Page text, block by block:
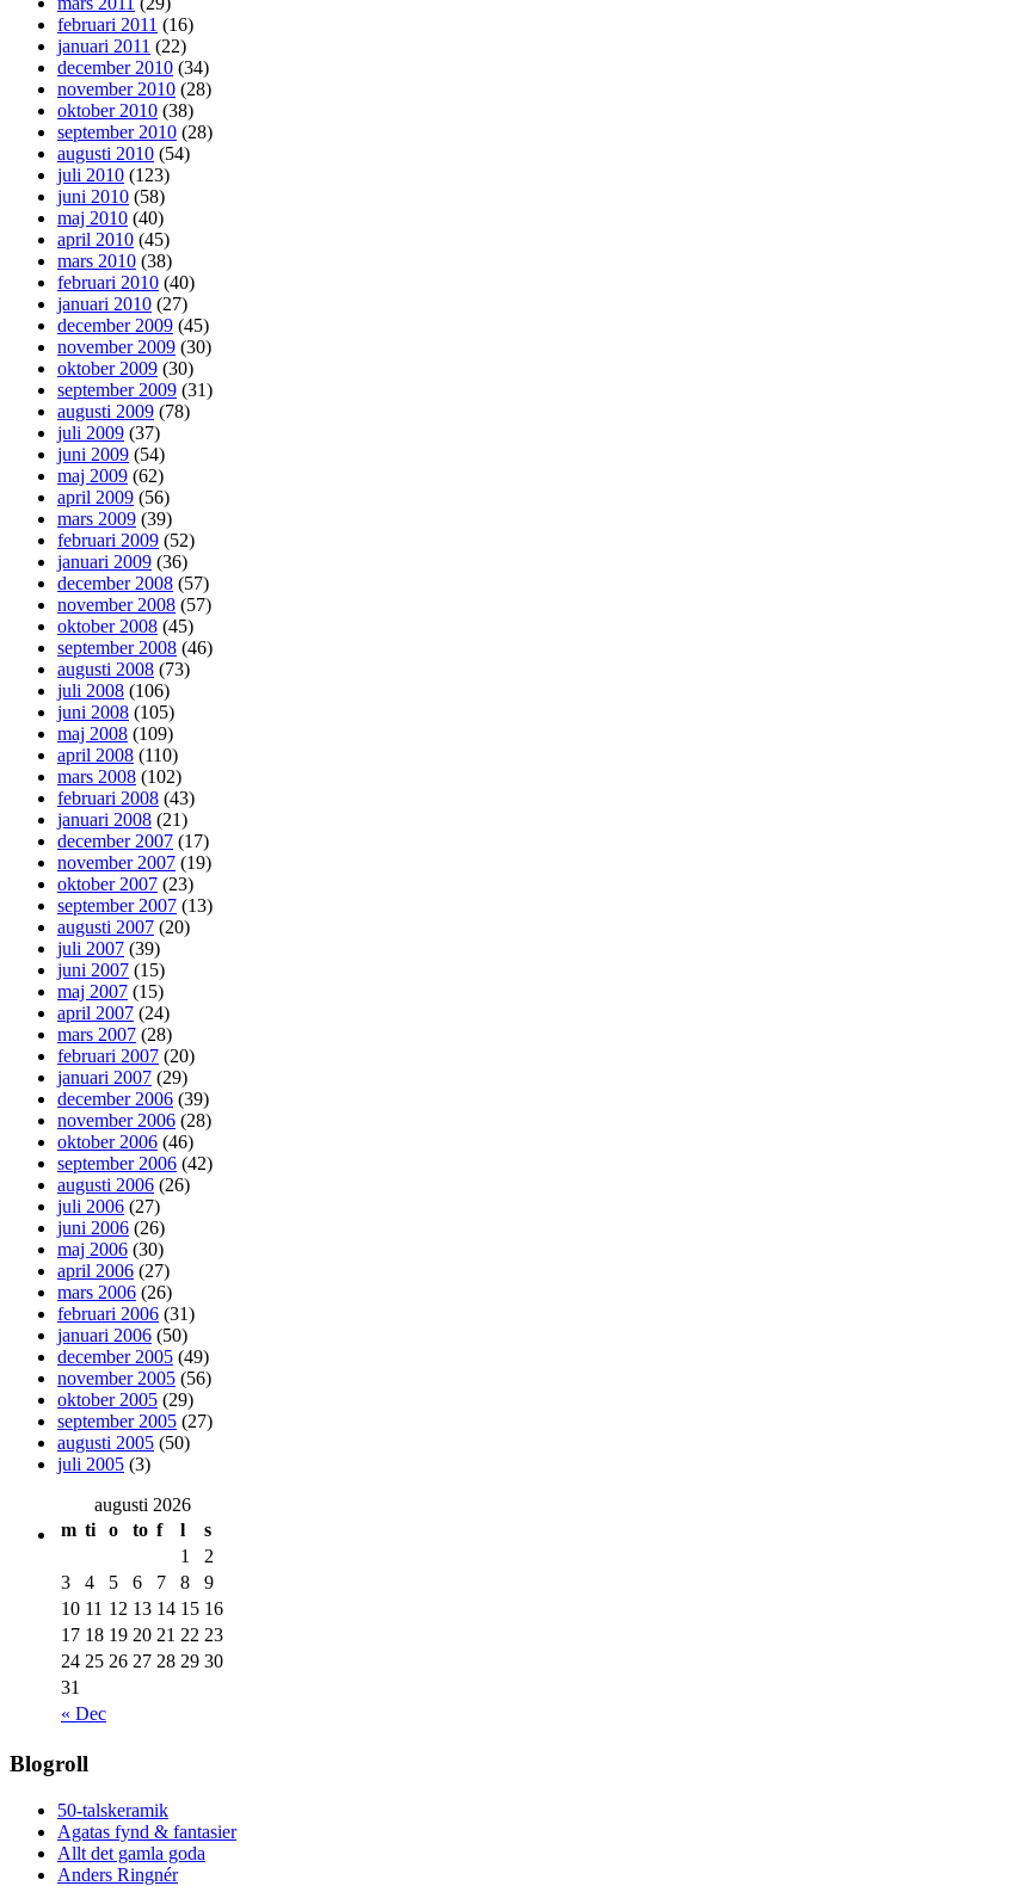
februari 2011 (16)
januari 2011 (22)
december 2010 (34)
november 2010 (28)
oktober 2010 (38)
september 2010 (28)
augusti 2010 (54)
juli 2010 (123)
juni 2010 (58)
maj 2010 (40)
april 2010 (45)
mars 2010 (38)
februari 2010 (40)
januari 2010 (27)
december 2009 (45)
november 2009 (30)
oktober 2009 (30)
september 2009 (31)
augusti 2009 (78)
juli 2009 (37)
juni 2009 (54)
maj 2009 (62)
april 2009 (56)
mars 2009 (39)
februari 2009 (52)
januari 2009 (36)
december 2008 (57)
november 2008 (57)
oktober 2008 (45)
september 2008 (46)
augusti 2008 (73)
juli 2008 (106)
juni 2008 (105)
maj 2008 (109)
april 2008 (110)
mars 2008 (102)
februari 2008 (43)
januari 2008 (21)
december 2007 (17)
november 2007 (19)
oktober 2007 (23)
september 2007 (13)
augusti 2007 (20)
juli 2007 (39)
juni 2007 (15)
maj 2007 (15)
april 2007 (24)
mars 2007 (28)
februari 2007 (20)
januari 2007 (29)
december 2006 (39)
november 2006 (28)
oktober 2006 (46)
september 2006 (42)
augusti 2006 (26)
juli 2006 (27)
juni 2006 (26)
maj 2006 (30)
april 2006 (27)
mars 2006 (26)
februari 2006 (31)
januari 2006 (50)
december 2005 (49)
november 2005 (56)
oktober 2005 (29)
september 2005 (27)
augusti 2005 (50)
juli 2005 (3)
augusti 2026
m ti o to f l s
« Dec
1
2
3
4 5 6 7 8
9
10 11 12 13 14 15 16
17 18 19 20 21 22 23
24 25 26 27 28 29 30
31
Blogroll
50-talskeramik
Agatas fynd & fantasier
Allt det gamla goda
Anders Ringnér